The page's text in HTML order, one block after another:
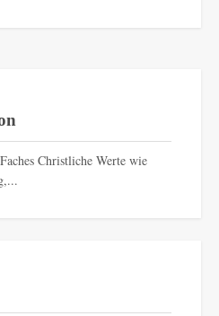
Christliche Werte wie